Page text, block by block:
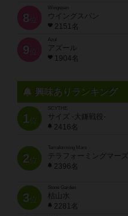
8 位
Wingspan
ウイングスパン
2151名
9 位
Azul
アズール
1904名
興味ありランキング
1位
SCYTHE
サイズ -大鎌戦役-
2416名
2位
Terraforming Mars
テラフォーミングマーズ
2396名
3位
Stone Garden
枯山水
2281名